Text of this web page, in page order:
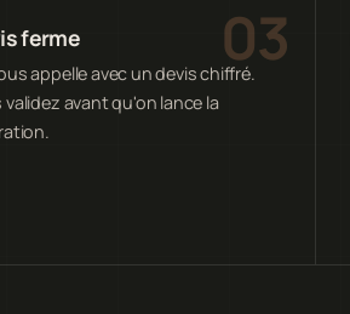
ferme
appelle avec un devis chiffré.
validez avant qu'on lance la